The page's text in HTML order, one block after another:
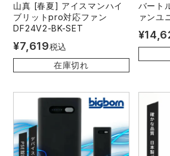
山真 [春夏] アイスマンハイ
ブリットpro対応ファン
DF24V2-BK-SET
¥7,619税込
在庫切れ
バート
ァンユ
¥